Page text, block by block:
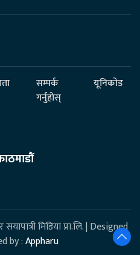
सम्पर्क
गर्नुहोस्
यूनिकोड
मिडिया प्रा.लि. | Designed
by :Appharu